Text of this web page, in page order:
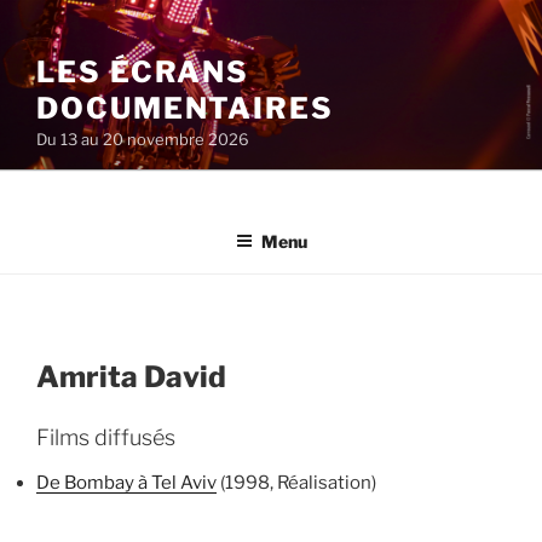
au
contenu
principal
LES ÉCRANS
DOCUMENTAIRES
Du 13 au 20 novembre 2026
Menu
Amrita David
Films diffusés
De Bombay à Tel Aviv (1998, Réalisation)